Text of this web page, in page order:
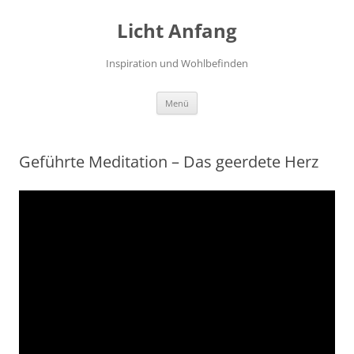
Licht Anfang
Inspiration und Wohlbefinden
Menü
Geführte Meditation – Das geerdete Herz